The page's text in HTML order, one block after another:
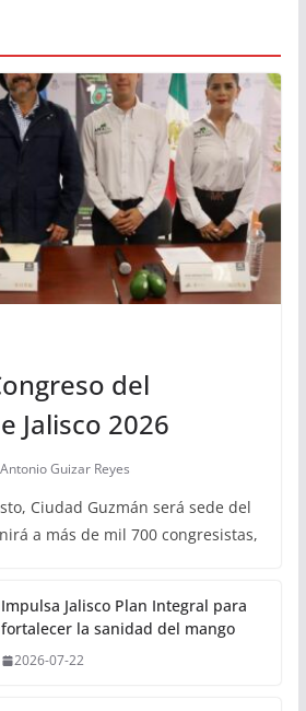
del
Jalisco 2026
Guizar Reyes
Ciudad Guzmán será sede del
a más de mil 700 congresistas,
Impulsa Jalisco Plan Integral para
fortalecer la sanidad del mango
2026-07-22